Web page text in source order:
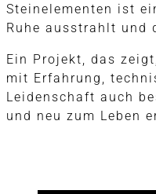
Steinelementen ist
Ruhe ausstrahlt und
Ein Projekt, das
mit Erfahrung,
Leidenschaft auch
und neu zum Leben